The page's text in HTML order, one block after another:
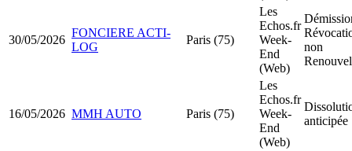
30/05/2026
FONCIERE ACTI-
LOG
Paris (75)
Les
Echos.fr
Week-
End
(Web)
non
16/05/2026 MMH AUTO Paris (75)
Les
Echos.fr
Week-
End
(Web)
anticipée